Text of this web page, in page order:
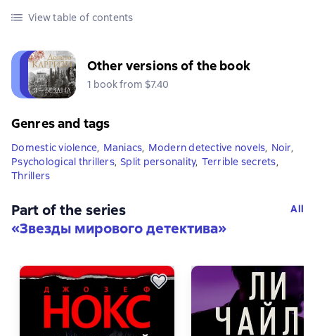
View table of contents
Other versions of the book
1 book from $7.40
Genres and tags
Domestic violence, Maniacs, Modern detective novels, Noir,
Psychological thrillers, Split personality, Terrible secrets,
Thrillers
Part of the series
«Звезды мирового детектива»
All